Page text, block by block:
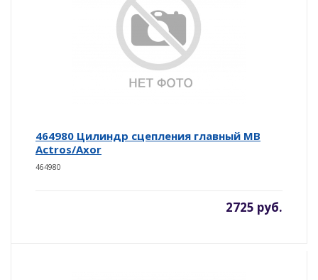
464980 Цилиндр сцепления главный MB
Actros/Axor
464980
2725 руб.